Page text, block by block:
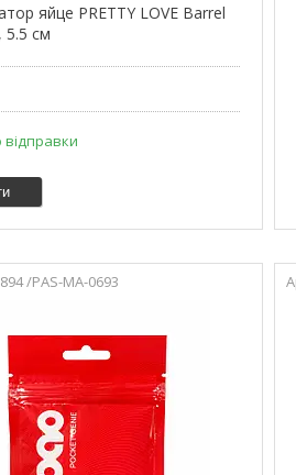
яйце PRETTY LOVE Barrel
5.5 см
/PAS-MA-0693